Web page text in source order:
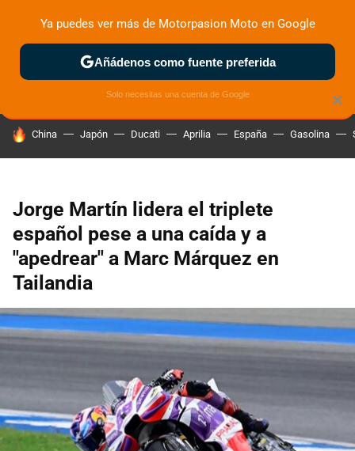
ZONA DE PRUEBAS DEPORTIVAS MOTOS ELÉCTRICAS
HOY SE HABLA DE
China Japón Ducati Aprilia España Gasolina
Jorge Martín lidera el triplete
español pese a una caída y a
"apedrear" a Marc Márquez en
Tailandia
×
Ya puedes ver más de Motorpasion Moto en Google
Añádenos como fuente preferida
Solo necesitas una cuenta de Google